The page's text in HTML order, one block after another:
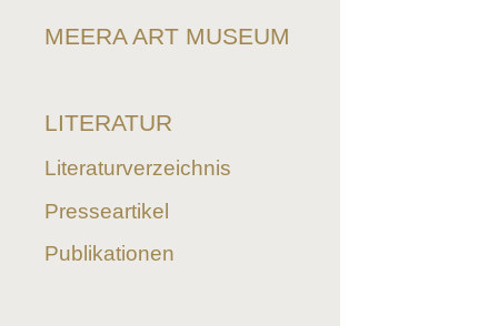
MEERA ART MUSEUM
LITERATUR
Literaturverzeichnis
Presseartikel
Publikationen